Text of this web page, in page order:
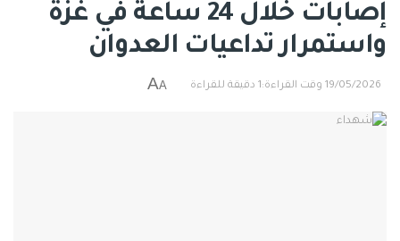
إصابات خلال 24 ساعة في غزة
واستمرار تداعيات العدوان
19/05/2026 وقت القراءة:1 دقيقة للقراءة A
A